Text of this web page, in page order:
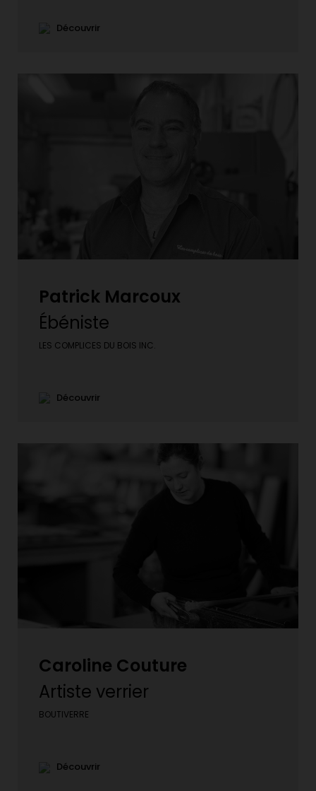
Découvrir
Patrick Marcoux
Ébéniste
LES COMPLICES DU BOIS INC.
Découvrir
Caroline Couture
Artiste verrier
BOUTIVERRE
Découvrir